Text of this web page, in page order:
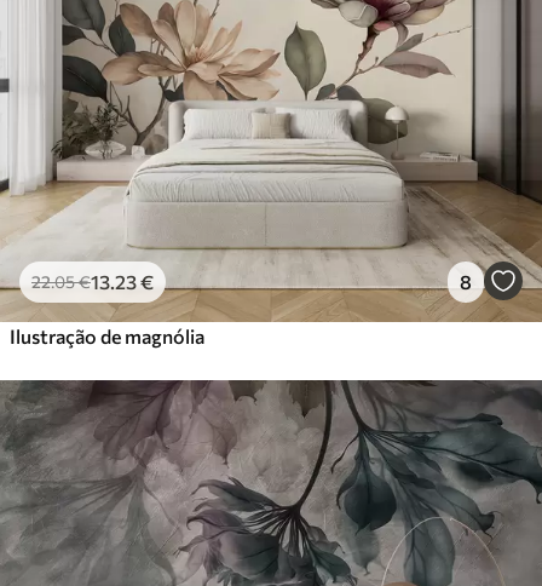
Premium
.67 34.00€/m²
Vinil Premium
65.0039.00 €/m²
Peel and Stick
81.6749.00€/m²
22.05€13 .23€ 8
Ilustração de magnólia